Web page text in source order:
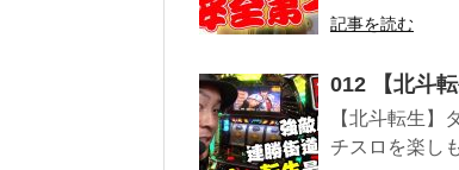
記事を読む
012 【北斗
【北斗転生】
チスロを楽し